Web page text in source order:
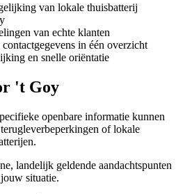
van lokale thuisbatterij
van echte klanten
in één overzicht
en snelle oriëntatie
't Goy
openbare informatie kunnen
of lokale
landelijk geldende aandachtspunten
situatie.